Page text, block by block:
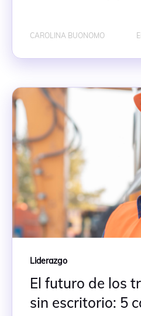
CAROLINA BUONOMO
Liderazgo
El futuro de los
sin escritorio: 5